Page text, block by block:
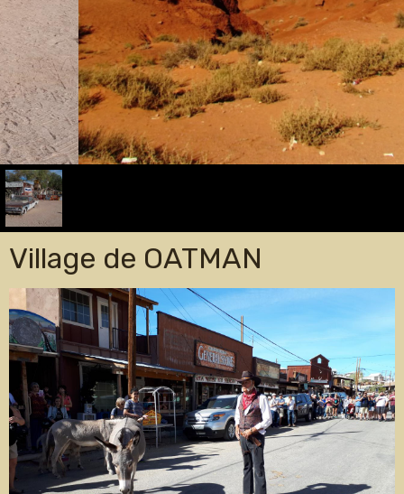
Village de OATMAN